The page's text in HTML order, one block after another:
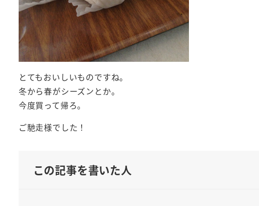
とてもおいしいものですね。
冬から春がシーズンとか。
今度買って帰ろ。
ご馳走様でした！
この記事を書いた人